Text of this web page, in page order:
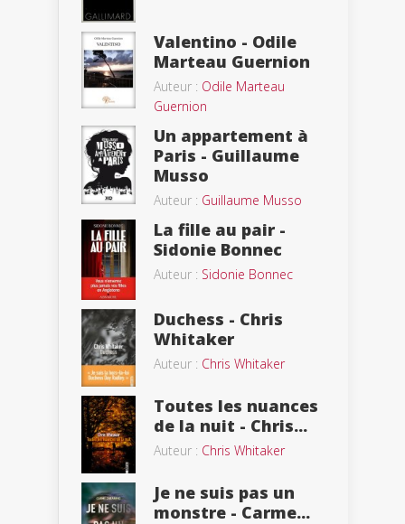
Valentino - Odile
Marteau Guernion
Auteur : Odile Marteau
Guernion
Un appartement à
Paris - Guillaume
Musso
Auteur : Guillaume Musso
La fille au pair -
Sidonie Bonnec
Auteur : Sidonie Bonnec
Duchess - Chris
Whitaker
Auteur : Chris Whitaker
Toutes les nuances
de la nuit - Chris...
Auteur : Chris Whitaker
Je ne suis pas un
monstre - Carme...